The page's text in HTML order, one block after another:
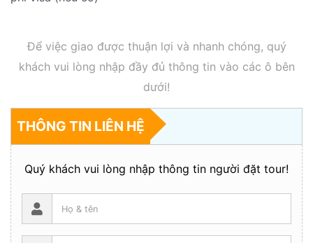
Để việc giao được thuận lợi và nhanh chóng, quý
khách vui lòng nhập đầy đủ thông tin vào các ô bên
dưới!
THÔNG TIN LIÊN HỆ
Quý khách vui lòng nhập thông tin người đặt tour!